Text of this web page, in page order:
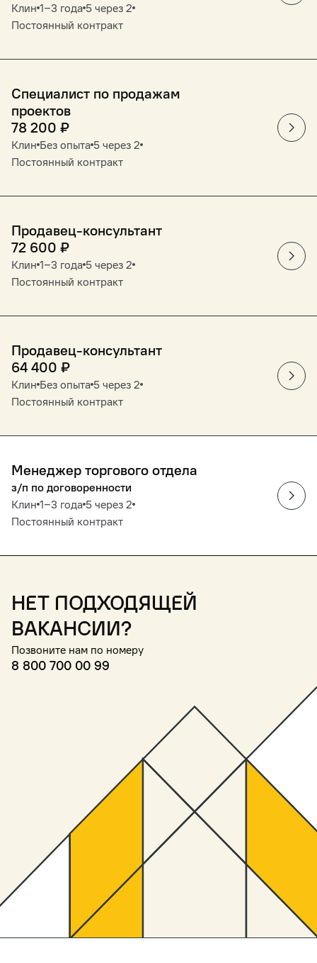
Клин 1‒3 года 5 через 2
Постоянный контракт
Cпециалист по продажам
проектов
78 200 ₽
Клин Без опыта 5 через 2
Постоянный контракт
Продавец-консультант
72 600 ₽
Клин 1‒3 года 5 через 2
Постоянный контракт
Продавец-консультант
64 400 ₽
Клин Без опыта 5 через 2
Постоянный контракт
Менеджер торгового отдела
з/п по договоренности
Клин 1‒3 года 5 через 2
Постоянный контракт
Нет подходящей
вакансии?
Позвоните нам по номеру
8 800 700 00 99